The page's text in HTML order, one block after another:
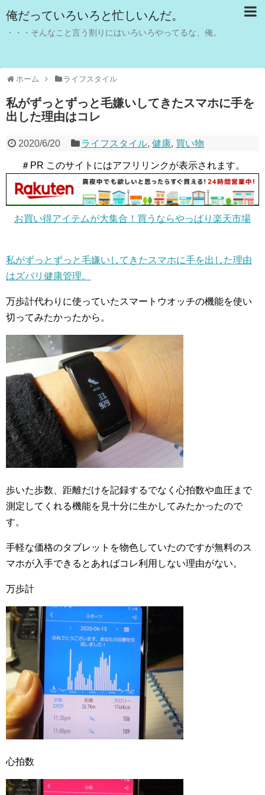
俺だっていろいろと忙しいんだ。
・・・そんなこと言う割りにはいろいろやってるな、俺。
ホーム ライフスタイル
私がずっとずっと毛嫌いしてきたスマホに手を
出した理由はコレ
2020/6/20 ライフスタイル,健康, 買い物
＃PR このサイトにはアフリリンクが表示されます。
お買い得アイテムが大集合！買うならやっぱり楽天市場
私がずっとずっと毛嫌いしてきたスマホに手を出した理由
はズバリ健康管理。
万歩計代わりに使っていたスマートウオッチの機能を使い
切ってみたかったから。
歩いた歩数、距離だけを記録するでなく心拍数や血圧まで
測定してくれる機能を見十分に生かしてみたかったので
す。
手軽な価格のタブレットを物色していたのですが無料のス
マホが入手できるとあればコレ利用しない理由がない。
万歩計
心拍数